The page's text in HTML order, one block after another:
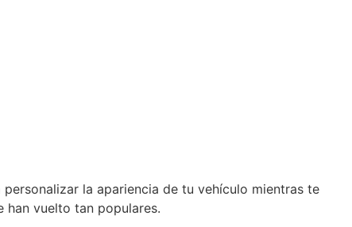
la apariencia de tu vehículo mientras te
han vuelto tan populares.